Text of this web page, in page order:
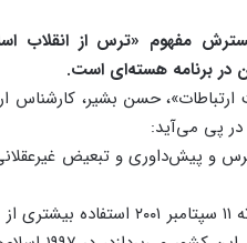
مفهوم «ترس از انقلاب
در برنامه هسته‌ای است.
حسن بشیر، کارشناس
در پی می‌آید:
و پیش‌داوری و تبعیض غیرعقلانی
گرچه سابقه این اصطلاح به دهه ۱۹۸۰ باز می‌گردد، اما پس از